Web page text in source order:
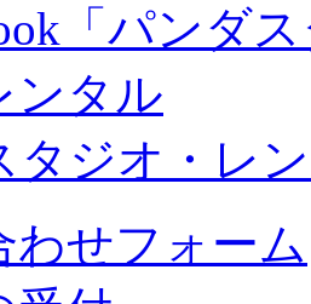
「パンダ
ンタル
タジオ・レ
わせフォーム